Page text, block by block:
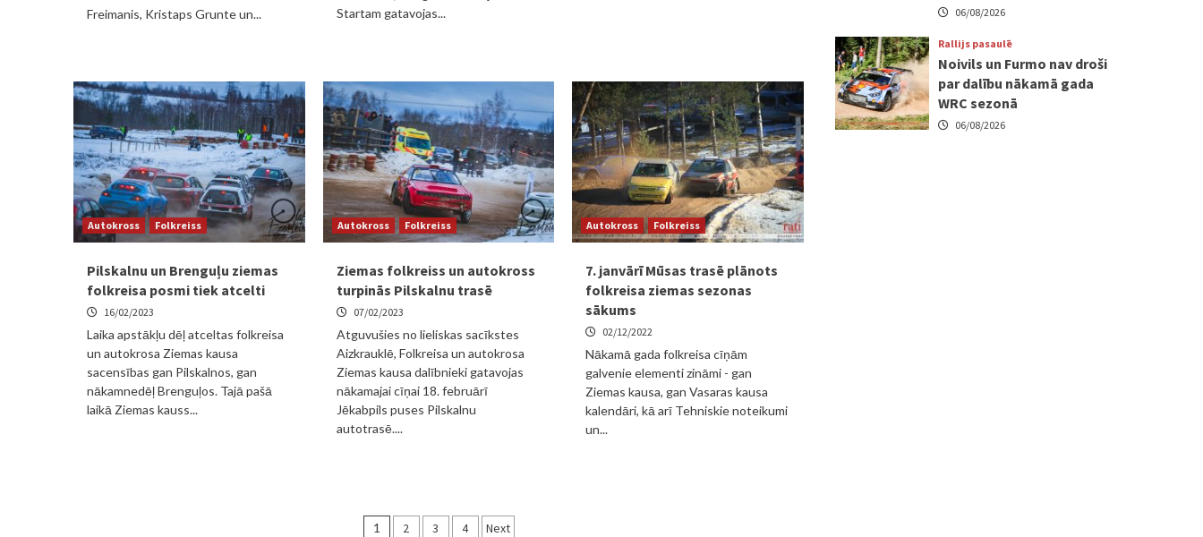
Freimanis, Kristaps Grunte un...
Startam gatavojas...
Autokross Folkreiss
Pilskalnu un Brenguļu ziemas
folkreisa posmi tiek atcelti
16/02/2023
Laika apstākļu dēļ atceltas folkreisa
un autokrosa Ziemas kausa
sacensības gan Pilskalnos, gan
nākamnedēļ Brenguļos. Tajā pašā
laikā Ziemas kauss...
Autokross Folkreiss
Ziemas folkreiss un autokross
turpinās Pilskalnu trasē
07/02/2023
Atguvušies no lieliskas sacīkstes
Aizkrauklē, Folkreisa un autokrosa
Ziemas kausa dalībnieki gatavojas
nākamajai cīņai 18. februārī
Jēkabpils puses Pilskalnu
autotrasē....
Autokross Folkreiss
7. janvārī Mūsas trasē plānots
folkreisa ziemas sezonas
sākums
02/12/2022
Nākamā gada folkreisa cīņām
galvenie elementi zināmi - gan
Ziemas kausa, gan Vasaras kausa
kalendāri, kā arī Tehniskie noteikumi
un...
Ziņu
1 2 3 4 Next
06/08/2026
Rallijs pasaulē
Noivils un Furmo nav droši
par dalību nākamā gada
WRC sezonā
06/08/2026